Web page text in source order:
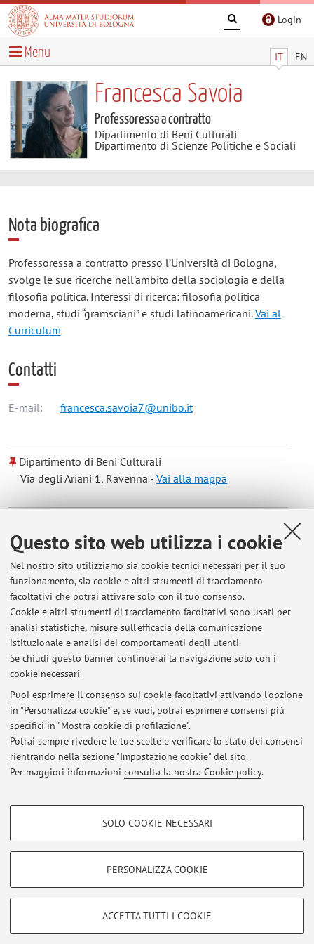
Questo sito web utilizza i cookie
Nel nostro sito utilizziamo sia cookie tecnici necessari per il suo
funzionamento, sia cookie e altri strumenti di tracciamento
facoltativi che potrai attivare solo con il tuo consenso.
Cookie e altri strumenti di tracciamento facoltativi sono usati per
analisi statistiche, misure sull'efficacia della comunicazione
istituzionale e analisi dei comportamenti degli utenti.
Se chiudi questo banner continuerai la navigazione solo con i
cookie necessari.
Puoi esprimere il consenso sui cookie facoltativi attivando l'opzione
in "Personalizza cookie" e, se vuoi, potrai esprimere consensi più
specifici in "Mostra cookie di profilazione".
Potrai sempre rivedere le tue scelte e verificare lo stato dei consensi
rientrando nella sezione "Impostazione cookie" del sito.
Per maggiori informazioni consulta la nostra Cookie policy.
COOKIE DI PROFILAZIONE - FACOLTATIVI
COOKIE TECNICI - NECESSARI
Si tratta di cookie tecnici utilizzati, a titolo esemplificativo, per il corretto
SOLO COOKIE NECESSARI
PERSONALIZZA COOKIE
ACCETTA TUTTI I COOKIE
Login
IT EN
Menu
Francesca Savoia
Professoressa a contratto
Dipartimento di Beni Culturali
Dipartimento di Scienze Politiche e Sociali
Nota biografica
Professoressa a contratto presso l’Università di Bologna,
svolge le sue ricerche nell'ambito della sociologia e della
filosofia politica. Interessi di ricerca: filosofia politica
moderna, studi “gramsciani” e studi latinoamericani.Vai al
Curriculum
Contatti
E-mail: francesca.savoia7@unibo.it
Dipartimento di Beni Culturali
Via degli Ariani 1, Ravenna -Vai alla mappa
Strada Maggiore 45, Bologna -Vai alla mappa
Orario di ricevimento
Ricevimento studenti: previo conferma via email (presso Via
Giuseppe Pasolini, 23 - Ravenna, giovedì 11.00-13.00); é
altresì possibile fissare un colloquio via Teams.
Ultimi avvisi
Al momento non sono presenti avvisi.
Area riservata
Accedi tramiteloginper gestire tutti i contenuti del sito.
Zamboni, 33 - 40126 Bologna - Partita IVA: 01131710376